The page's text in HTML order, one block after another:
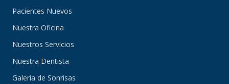
Pacientes Nuevos
Nuestra Oficina
Nuestros Servicios
Nuestra Dentista
Galería de Sonrisas